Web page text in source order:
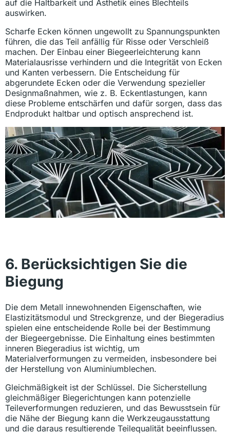
auf die Haltbarkeit und Ästhetik eines Blechteils
auswirken.
Scharfe Ecken können ungewollt zu Spannungspunkten
führen, die das Teil anfällig für Risse oder Verschleiß
machen. Der Einbau einer Biegeerleichterung kann
Materialausrisse verhindern und die Integrität von Ecken
und Kanten verbessern. Die Entscheidung für
abgerundete Ecken oder die Verwendung spezieller
Designmaßnahmen, wie z. B. Eckentlastungen, kann
diese Probleme entschärfen und dafür sorgen, dass das
Endprodukt haltbar und optisch ansprechend ist.
6. Berücksichtigen Sie die
Biegung
Die dem Metall innewohnenden Eigenschaften, wie
Elastizitätsmodul und Streckgrenze, und der Biegeradius
spielen eine entscheidende Rolle bei der Bestimmung
der Biegeergebnisse. Die Einhaltung eines bestimmten
inneren Biegeradius ist wichtig, um
Materialverformungen zu vermeiden, insbesondere bei
der Herstellung von Aluminiumblechen.
Gleichmäßigkeit ist der Schlüssel. Die Sicherstellung
gleichmäßiger Biegerichtungen kann potenzielle
Teileverformungen reduzieren, und das Bewusstsein für
die Nähe der Biegung kann die Werkzeugausstattung
und die daraus resultierende Teilequalität beeinflussen.